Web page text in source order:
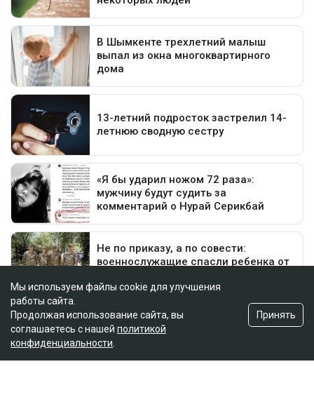
Мы используем файлы cookie для улучшения
работы сайта.
Продолжая использование сайта, вы
соглашаетесь с нашей политикой
конфиденциальности
Принять